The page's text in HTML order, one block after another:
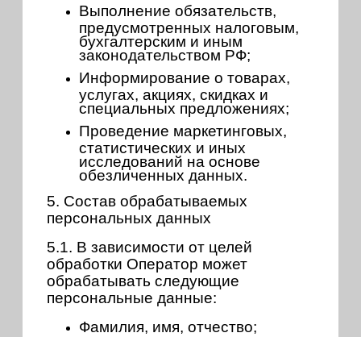
Выполнение обязательств,
предусмотренных налоговым,
бухгалтерским и иным
законодательством РФ;
Информирование о товарах,
услугах, акциях, скидках и
специальных предложениях;
Проведение маркетинговых,
статистических и иных
исследований на основе
обезличенных данных.
5. Состав обрабатываемых
персональных данных
5.1. В зависимости от целей
обработки Оператор может
обрабатывать следующие
персональные данные:
Фамилия, имя, отчество;